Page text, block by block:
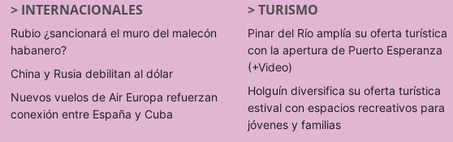
> INTERNACIONALES
Rubio ¿sancionará el muro del malecón
habanero?
China y Rusia debilitan al dólar
Nuevos vuelos de Air Europa refuerzan
conexión entre España y Cuba
>TURISMO
Pinar del Río amplía su oferta turística
con la apertura de Puerto Esperanza
(+Video)
Holguín diversifica su oferta turística
estival con espacios recreativos para
jóvenes y familias